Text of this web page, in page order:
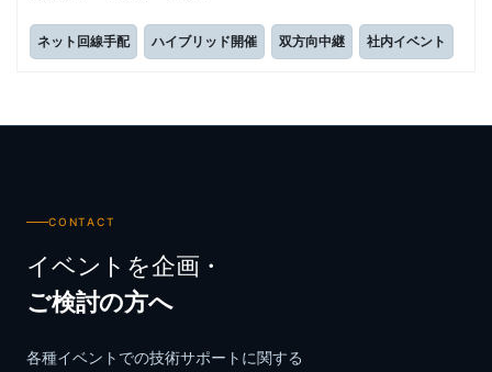
ネット回線手配 ハイブリッド開催 双方向中継 社内イベント
CONTACT
イベントを企画・
ご検討の方へ
各種イベントでの技術サポートに関する